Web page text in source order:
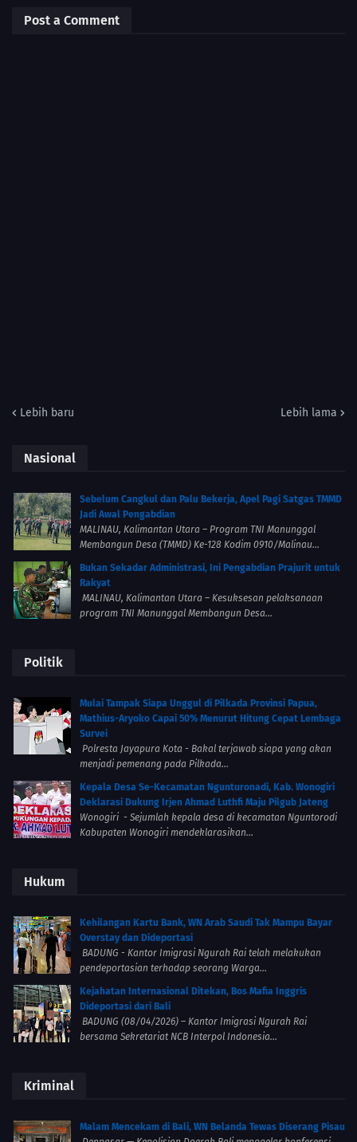
Post a Comment
Lebih baru Lebih lama
Nasional
Sebelum Cangkul dan Palu Bekerja, Apel Pagi Satgas TMMD
Jadi Awal Pengabdian
MALINAU, Kalimantan Utara – Program TNI Manunggal
Membangun Desa (TMMD) Ke-128 Kodim 0910/Malinau...
Bukan Sekadar Administrasi, Ini Pengabdian Prajurit untuk
Rakyat
MALINAU, Kalimantan Utara – Kesuksesan pelaksanaan
program TNI Manunggal Membangun Desa...
Politik
Mulai Tampak Siapa Unggul di Pilkada Provinsi Papua,
Mathius-Aryoko Capai 50% Menurut Hitung Cepat Lembaga
Survei
Polresta Jayapura Kota - Bakal terjawab siapa yang akan
menjadi pemenang pada Pilkada...
Kepala Desa Se-Kecamatan Ngunturonadi, Kab. Wonogiri
Deklarasi Dukung Irjen Ahmad Luthfi Maju Pilgub Jateng
Wonogiri - Sejumlah kepala desa di kecamatan Nguntorodi
Kabupaten Wonogiri mendeklarasikan...
Hukum
Kehilangan Kartu Bank, WN Arab Saudi Tak Mampu Bayar
Overstay dan Dideportasi
BADUNG - Kantor Imigrasi Ngurah Rai telah melakukan
pendeportasian terhadap seorang Warga...
Kejahatan Internasional Ditekan, Bos Mafia Inggris
Dideportasi dari Bali
BADUNG (08/04/2026) – Kantor Imigrasi Ngurah Rai
bersama Sekretariat NCB Interpol Indonesia...
Kriminal
Malam Mencekam di Bali, WN Belanda Tewas Diserang Pisau